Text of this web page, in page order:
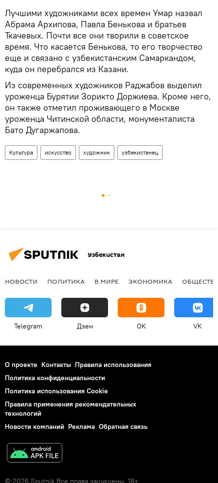
Лучшими художниками всех времен Умар назвал
Абрама Архипова, Павла Бенькова и братьев
Ткачевых. Почти все они творили в советское
время. Что касается Бенькова, то его творчество
еще и связано с узбекистанским Самаркандом,
куда он перебрался из Казани.
Из современных художников Раджабов выделил
уроженца Бурятии Зорикто Доржиева. Кроме него,
он также отметил проживающего в Москве
уроженца Читинской области, монументалиста
Бато Дугаржапова.
Культура искусство художник узбекистанец
Узбекистан
НОВОСТИ ПОЛИТИКА В МИРЕ ЭКОНОМИКА
Telegram Дзен OK VK
О проекте Контакты Правила использования
Политика конфиденциальности
Политика использования Cookie
Правила применения рекомендательных
технологий
Новости компаний Реклама Обратная связь
© 2026 Sputnik Все права защищены. 18+